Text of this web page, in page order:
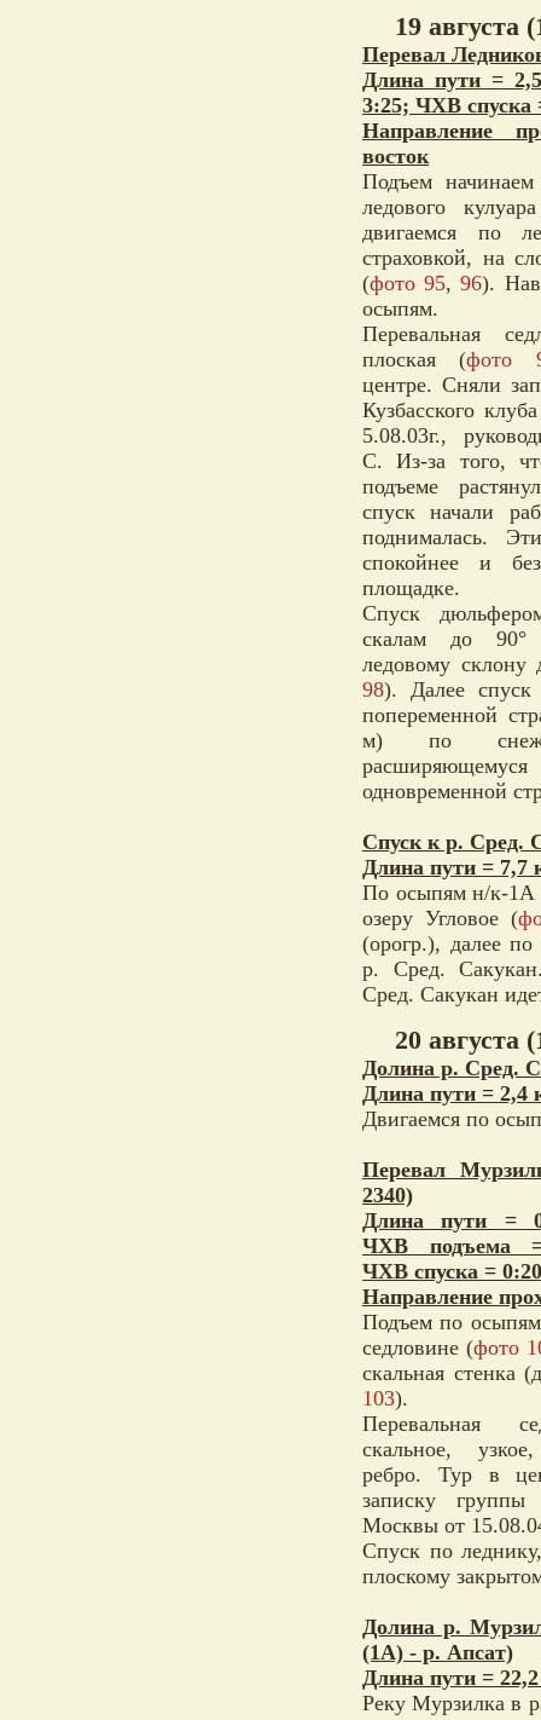
19 августа
Перевал
Длина пути =
3:25; ЧХВ спуска
Направление
восток
Подъем
ледового
двигаемся по
страховкой, на
(фото 95,96).
осыпям.
Перевальная
плоская (фото
центре. Сняли
Кузбасского
5.08.03г.,
С. Из-за того,
подъеме
спуск начали
поднималась.
спокойнее и
площадке.
Спуск
скалам до
ледовому склону
98). Далее спуск
попеременной
м) по
одновременной
Спуск к р. Сред.
Длина пути =
По осыпям н/к-1А
озеру Угловое (
(орогр.), далее по
р. Сред.
Сред. Сакукан
20 августа
Долина р. Сред.
Длина пути =
Двигаемся по
Перевал
2340)
Длина пути =
ЧХВ подъема
ЧХВ спуска = 0:20
Направление
Подъем по
седловине (фото
скальная стенка
103).
Перевальная
скальное,
ребро. Тур в
записку группы
Москвы от
Спуск по
плоскому
Долина р.
(1А) - р. Апсат)
Длина пути =
Реку Мурзилка в